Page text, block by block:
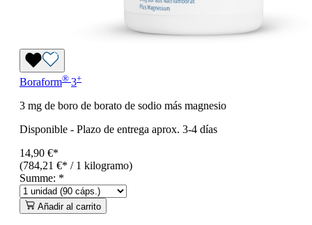
Boraform® 3+
3 mg de boro de borato de sodio más magnesio
Disponible - Plazo de entrega aprox. 3-4 días
14,90 €*
(784,21 €* / 1 kilogramo)
Summe: *
Añadir al carrito